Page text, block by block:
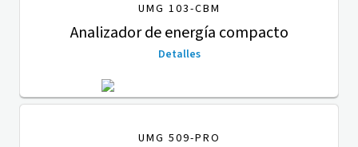
UMG 103-CBM
Analizador de energía compacto
Detalles
UMG 509-PRO